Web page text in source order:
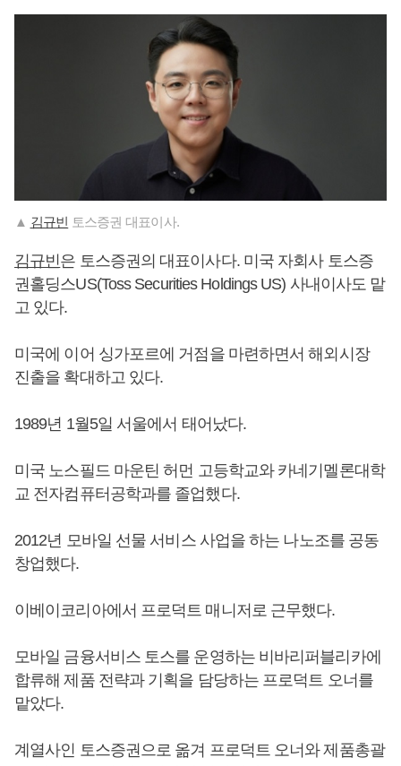
▲ 김규빈 토스증권 대표이사.
김규빈은 토스증권의 대표이사다. 미국 자회사 토스증
권홀딩스US(Toss Securities Holdings US) 사내이사도 맡
고 있다.
미국에 이어 싱가포르에 거점을 마련하면서 해외시장
진출을 확대하고 있다.
1989년 1월5일 서울에서 태어났다.
미국 노스필드 마운틴 허먼 고등학교와 카네기멜론대학
교 전자컴퓨터공학과를 졸업했다.
2012년 모바일 선물 서비스 사업을 하는 나노조를 공동
창업했다.
이베이코리아에서 프로덕트 매니저로 근무했다.
모바일 금융서비스 토스를 운영하는 비바리퍼블리카에
합류해 제품 전략과 기획을 담당하는 프로덕트 오너를
맡았다.
계열사인 토스증권으로 옮겨 프로덕트 오너와 제품총괄